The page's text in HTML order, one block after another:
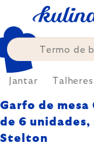
content
Jantar Talheres
Garfo de mesa
de 6
Stelton